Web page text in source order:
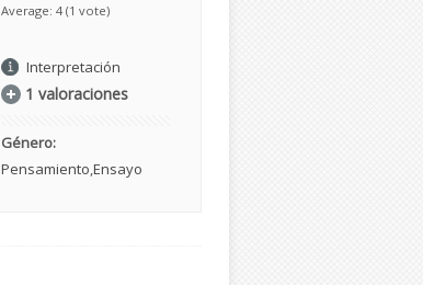
Average: 4 (1 vote)
Interpretación
1 valoraciones
Género:
Pensamiento Ensayo